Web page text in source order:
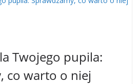
Twojego pupila:
co warto o niej